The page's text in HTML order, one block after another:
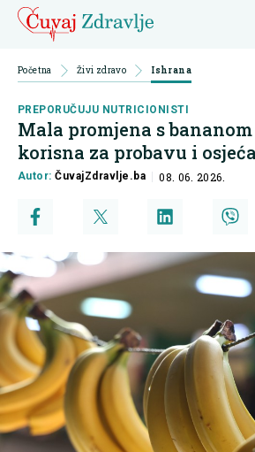
Početna Živi zdravo Ishrana
PREPORUČUJU NUTRICIONISTI
Mala promjena s
korisna za probavu i
Autor:ČuvajZdravlje.ba 08. 06. 2026.